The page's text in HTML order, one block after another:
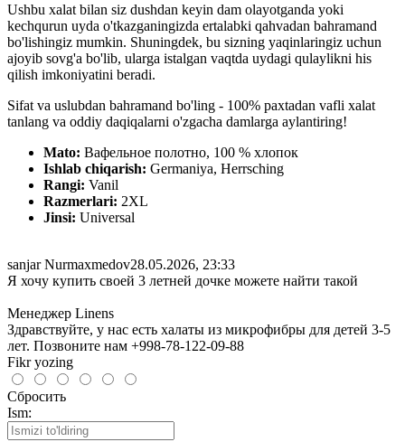
Ushbu xalat bilan siz dushdan keyin dam olayotganda yoki
kechqurun uyda o'tkazganingizda ertalabki qahvadan bahramand
bo'lishingiz mumkin. Shuningdek, bu sizning yaqinlaringiz uchun
ajoyib sovg'a bo'lib, ularga istalgan vaqtda uydagi qulaylikni his
qilish imkoniyatini beradi.
Sifat va uslubdan bahramand bo'ling - 100% paxtadan vafli xalat
tanlang va oddiy daqiqalarni o'zgacha damlarga aylantiring!
Mato: Вафельное полотно, 100 % хлопок
Ishlab chiqarish: Germaniya, Herrsching
Rangi: Vanil
Razmerlari: 2XL
Jinsi: Universal
sanjar Nurmaxmedov28.05.2026, 23:33
Я хочу купить своей 3 летней дочке можете найти такой
Менеджер Linens
Здравствуйте, у нас есть халаты из микрофибры для детей 3-5
лет. Позвоните нам +998-78-122-09-88
Fikr yozing
Сбросить
Ism: